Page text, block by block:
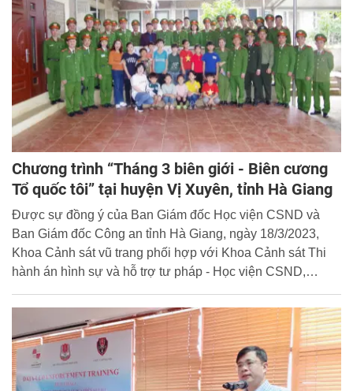
Chương trình “Tháng 3 biên giới - Biên cương
Tổ quốc tôi” tại huyện Vị Xuyên, tỉnh Hà Giang
Được sự đồng ý của Ban Giám đốc Học viện CSND và
Ban Giám đốc Công an tỉnh Hà Giang, ngày 18/3/2023,
Khoa Cảnh sát vũ trang phối hợp với Khoa Cảnh sát Thi
hành án hình sự và hỗ trợ tư pháp - Học viện CSND,
Chương trình “Tháng 3 biên giới - Biên cương Tổ quốc tôi”
tại huyện Vị Xuyên, tỉnh Hà Giang.